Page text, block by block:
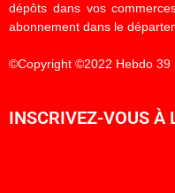
dépôts dans vos
abonnement dans le
©Copyright ©2022 Hebdo 39
INSCRIVEZ-VOUS À